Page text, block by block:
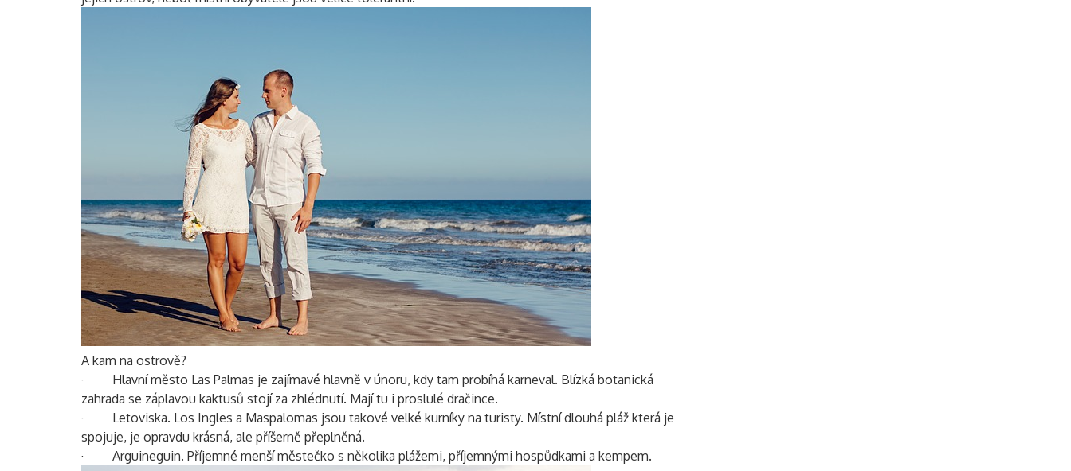
A kam na ostrově?
· Hlavní město Las Palmas je zajímavé hlavně v únoru, kdy tam probíhá karneval. Blízká botanická
zahrada se záplavou kaktusů stojí za zhlédnutí. Mají tu i proslulé dračince.
· Letoviska. Los Ingles a Maspalomas jsou takové velké kurníky na turisty. Místní dlouhá pláž která je
spojuje, je opravdu krásná, ale příšerně přeplněná.
· Arguineguin. Příjemné menší městečko s několika plážemi, příjemnými hospůdkami a kempem.